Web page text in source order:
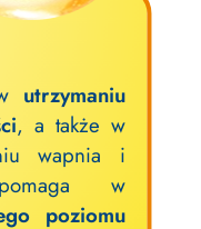
utrzymaniu
, a także w
wapnia i
w
poziomu